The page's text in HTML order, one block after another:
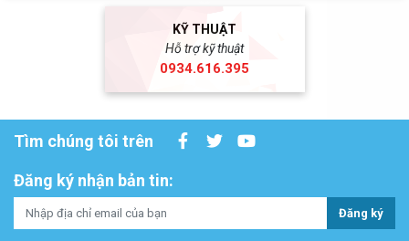
KỸ THUẬT
Hỗ trợ kỹ thuật
0934.616.395
Tìm chúng tôi trên
Đăng ký nhận bản tin:
Đăng ký